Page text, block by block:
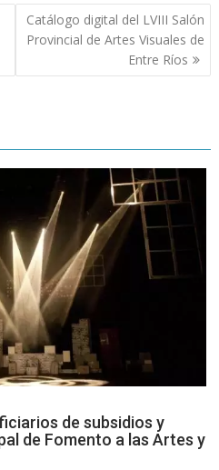
Catálogo digital del LVIII Salón
Provincial de Artes Visuales de
Entre Ríos
de subsidios y
de Fomento a las Artes y